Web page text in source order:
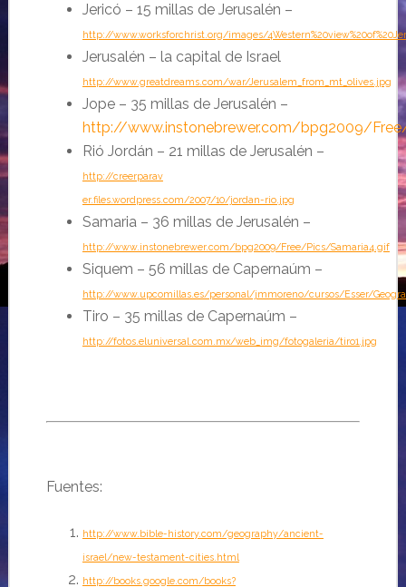
Jericó – 15 millas de Jerusalén –
http://www.worksforchrist.org/images/
Jerusalén – la capital de Israel
http://www.greatdreams.com/war/Jerusalem_from_mt_olives.jpg
Jope – 35 millas de Jerusalén –
http://www.instonebrewer.com/bpg2009/
Rió Jordán – 21 millas de Jerusalén –
http://creerparav
er.files.wordpress.com/2007/10/jordan-rio.jpg
Samaria – 36 millas de Jerusalén –
http://www.instonebrewer.com/bpg2009/Free/Pics/Samaria4.gif
Siquem – 56 millas de Capernaúm –
http://www.upcomillas.es/personal/jmmoreno/cursos/Esser/
Tiro – 35 millas de Capernaúm –
http://fotos.eluniversal.com.mx/web_img/fotogaleria/tiro1.jpg
Fuentes:
http://www.bible-history.com/geography/ancient-
israel/new-testament-cities.html
http://books.google.com/books?